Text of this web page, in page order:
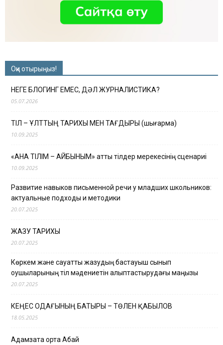
Оқи отырыңыз!
НЕГЕ БЛОГИНГ ЕМЕС, ДӘЛ ЖУРНАЛИСТИКА?
05.07.2026
ТІЛ – ҰЛТТЫҢ ТАРИХЫ МЕН ТАҒДЫРЫ (шығарма)
10.09.2025
«АНА ТІЛІМ – АЙБЫНЫМ» атты тілдер мерекесінің сценариі
10.09.2025
Развитие навыков письменной речи у младших школьников:
актуальные подходы и методики
20.07.2025
ЖАЗУ ТАРИХЫ
20.07.2025
Көркем және сауатты жазудың бастауыш сынып
оқушыларының тіл мәдениетін қалыптастырудағы маңызы
20.07.2025
КЕҢЕС ОДАҒЫНЫҢ БАТЫРЫ – ТӨЛЕН ҚАБЫЛОВ
18.05.2025
Адамзатқа ортақ Абай